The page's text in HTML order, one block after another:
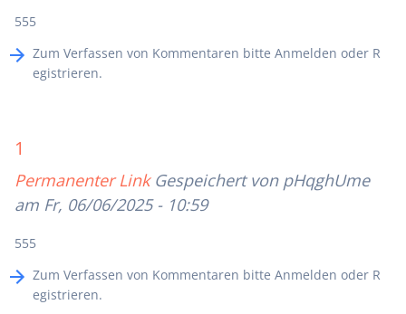
555
Zum Verfassen von Kommentaren bitte Anmelden oder R
egistrieren.
1
Permanenter Link Gespeichert von pHqghUme
am Fr, 06/06/2025 - 10:59
555
Zum Verfassen von Kommentaren bitte Anmelden oder R
egistrieren.